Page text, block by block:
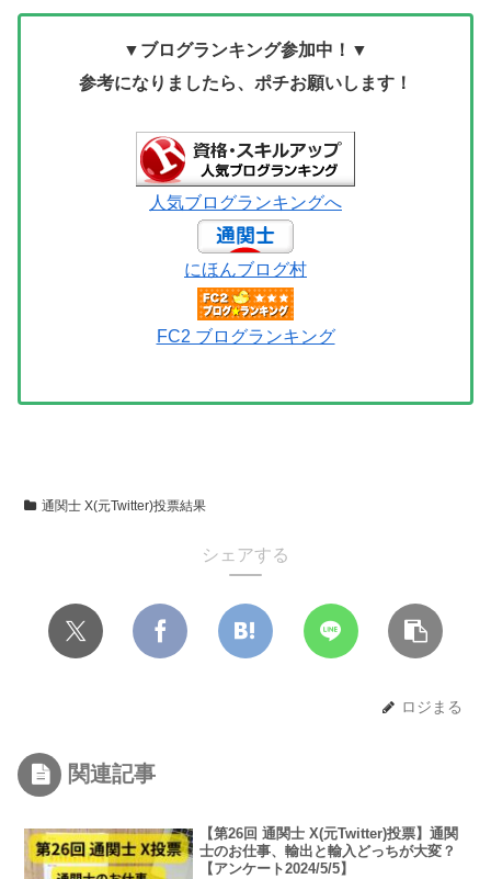
▼ブログランキング参加中！▼
参考になりましたら、ポチお願いします！
人気ブログランキングへ
にほんブログ村
FC2 ブログランキング
通関士 X(元Twitter)投票結果
シェアする
ロジまる
関連記事
【第26回 通関士 X(元Twitter)投票】通関
士のお仕事、輸出と輸入どっちが大変？
【アンケート2024/5/5】